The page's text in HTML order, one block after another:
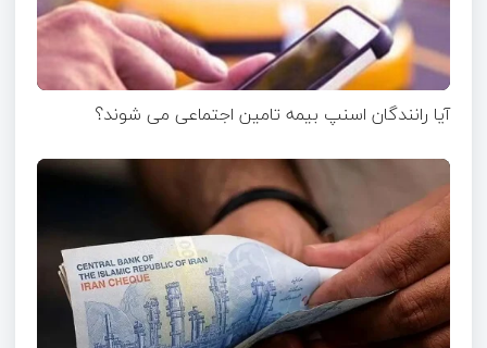
آیا رانندگان اسنپ بیمه تامین اجتماعی می شوند؟